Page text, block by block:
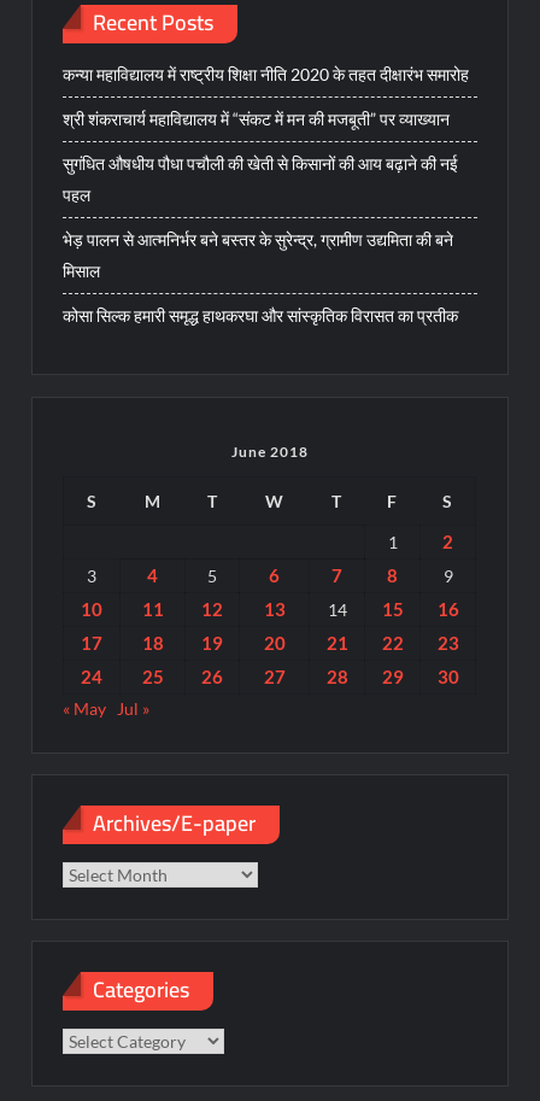
Recent Posts
कन्या महाविद्यालय में राष्ट्रीय शिक्षा नीति 2020 के तहत दीक्षारंभ समारोह
श्री शंकराचार्य महाविद्यालय में “संकट में मन की मजबूती” पर व्याख्यान
सुगंधित औषधीय पौधा पचौली की खेती से किसानों की आय बढ़ाने की नई
पहल
भेड़ पालन से आत्मनिर्भर बने बस्तर के सुरेन्द्र, ग्रामीण उद्यमिता की बने
मिसाल
कोसा सिल्क हमारी समृद्ध हाथकरघा और सांस्कृतिक विरासत का प्रतीक
June 2018
S M T W T F
S
1
2
3 4 5 6 7 8 9
10 11 12 13 14 15
16
17
18 19 20 21 22
23
24
25 26 27 28 29 30
« May Jul »
Archives/E-paper
Categories
Categories